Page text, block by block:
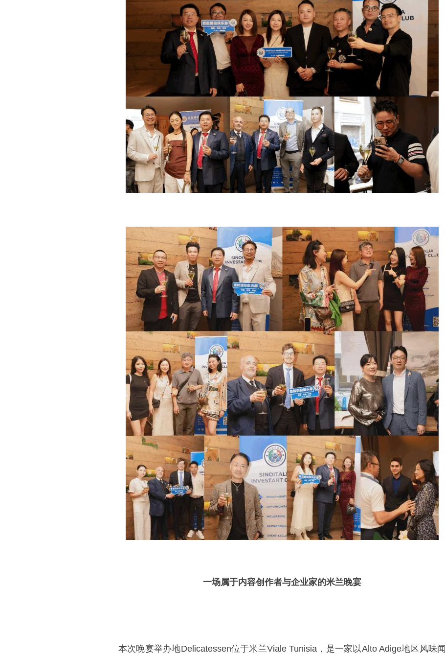
一场属于内容创作者与企业家的米兰晚宴
本次晚宴举办地Delicatessen位于米兰Viale Tunisia，是一家以Alto Adige地区风味闻